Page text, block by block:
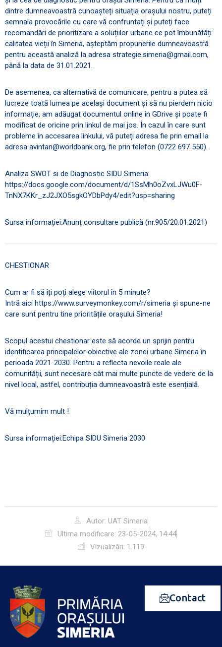
dintre dumneavoastră cunoașteți situația orașului nostru, puteți
semnala provocările cu care vă confruntați și puteți face
recomandări de prioritizare a soluțiilor urbane ce pot îmbunătăți
calitatea vieții în Simeria, așteptăm propunerile dumneavoastră
pentru această analiză la adresa strategie.simeria@gmail.com,
până la data de 31.01.2021.
De asemenea, ca alternativă de comunicare, pentru a putea să
lucreze toată lumea pe același document și să nu pierdem nicio
informație, am adăugat documentul online în GDrive și poate fi
modificat de oricine prin linkul de mai jos. În cazul în care sunt
probleme în accesarea linkului, vă puteți adresa fie prin email la
adresa avintan@worldbank.org, fie prin telefon (0722 697 550).
Analiza SWOT si de Diagnostic SIDU Simeria:
https://docs.google.com/document/d/1SsMh0oZvxLJWu0F-
TnNX7KKr_zJ2JXO5sgkOYDbPdy4/edit?usp=sharing
Sursa informației:Anunț consultare publică (nr.905/20.01.2021)
CHESTIONAR
Cum ar fi să îți poți alege viitorul în 5 minute?
Intră aici https://www.surveymonkey.com/r/simeria și spune-ne
care sunt pentru tine prioritățile orașului Simeria!
Scopul acestui chestionar este să acorde un sprijin pentru
identificarea principalelor obiective ale zonei urbane Simeria în
perioada 2021-2030. Pentru a reflecta nevoile reale ale
comunității, sunt necesare cât mai multe puncte de vedere de la
nivel local, astfel, contribuția dumneavoastră este esențială.
Vă mulțumim mult !
Sursa informației:Echipa SIDU Simeria 2030
Autor: UAT Simeria
Ultima modificare: 23-05-2024, 14:44
Vizualizări: 1.119
Contact